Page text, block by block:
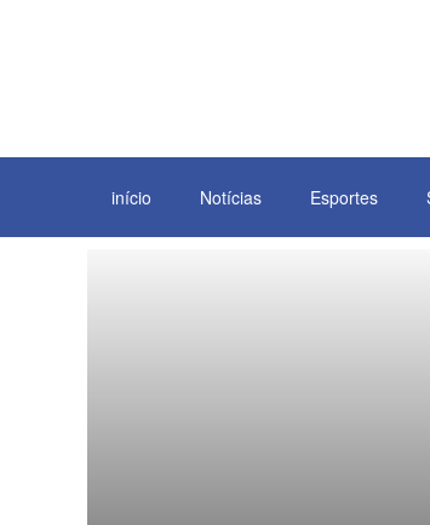
início Notícias Esportes